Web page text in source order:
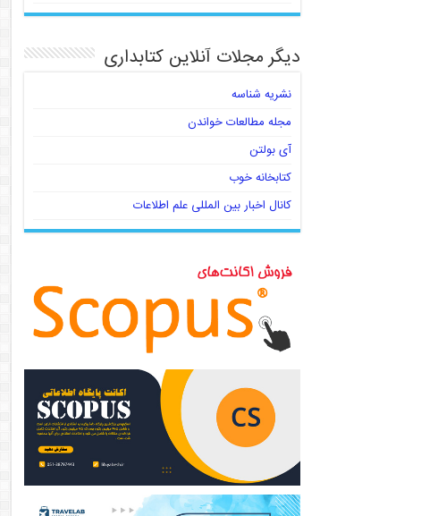
دیگر مجلات آنلاین کتابداری
نشریه شناسه
مجله مطالعات خواندن
آی بولتن
کتابخانه خوب
کانال اخبار بین المللی علم اطلاعات